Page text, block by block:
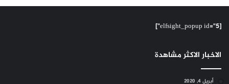
[elfsight_popup id="5"]
الاخبار الاكثر مشاهدة
أبريل 4, 2020